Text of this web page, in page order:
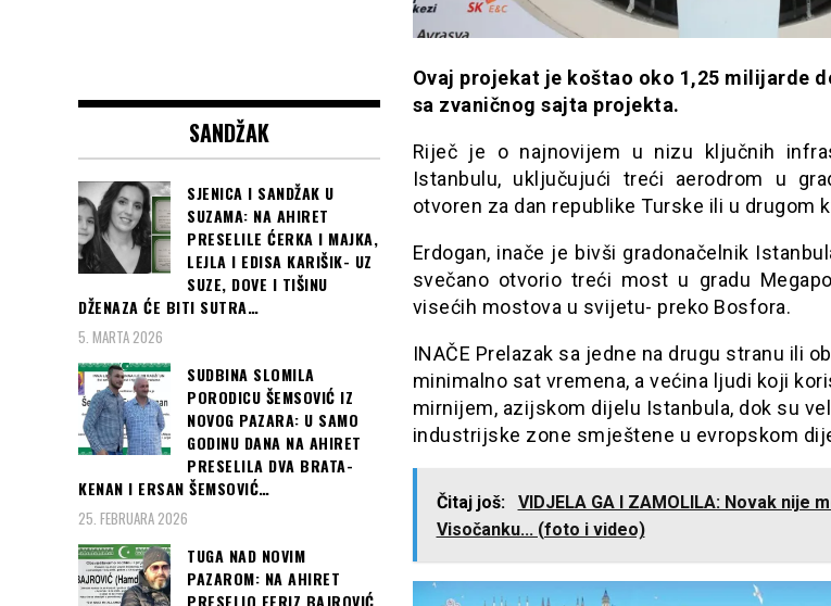
Ovaj projekat je koštao oko 1,25 milijarde
sa zvaničnog sajta projekta.
Riječ je o najnovijem u nizu ključnih
Istanbulu, uključujući treći aerodrom u
otvoren za dan republike Turske ili u drugom
Erdogan, inače je bivši gradonačelnik
svečano otvorio treći most u gradu
visećih mostova u svijetu- preko Bosfora.
INAČE Prelazak sa jedne na drugu stranu ili
minimalno sat vremena, a većina ljudi koji
mirnijem, azijskom dijelu Istanbula, dok su
industrijske zone smještene u evropskom
Čitaj još:
VIDJELA GA I ZAMOLILA: Novak nije
Visočanku... (foto i video)
SANDŽAK
SJENICA I SANDŽAK U
SUZAMA: NA AHIRET
PRESELILE ĆERKA I MAJKA,
LEJLA I EDISA KARIŠIK- UZ
SUZE, DOVE I TIŠINU
DŽENAZA ĆE BITI SUTRA…
5. MARTA 2026
SUDBINA SLOMILA
PORODICU ŠEMSOVIĆ IZ
NOVOG PAZARA: U SAMO
GODINU DANA NA AHIRET
PRESELILA DVA BRATA-
KENAN I ERSAN ŠEMSOVIĆ…
25. FEBRUARA 2026
TUGA NAD NOVIM
PAZAROM: NA AHIRET